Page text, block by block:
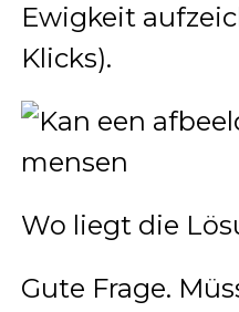
Ewigkeit
Klicks).
Wo liegt die
Gute Frage.